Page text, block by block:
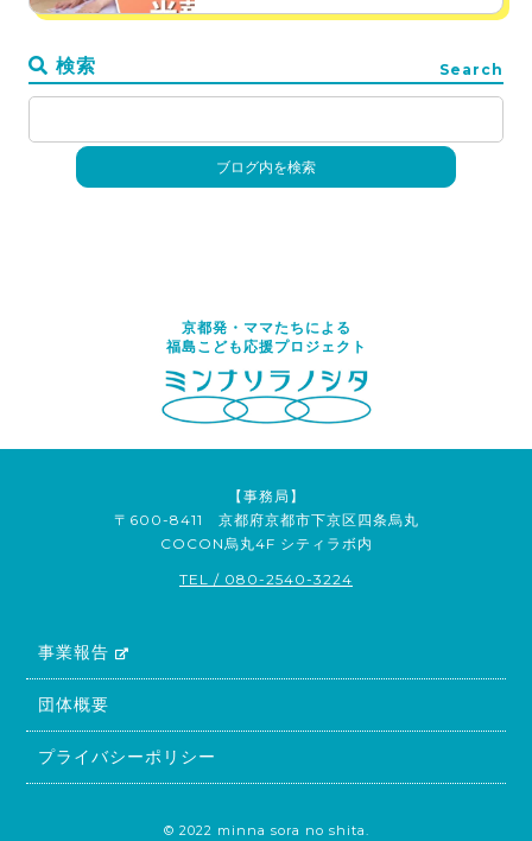
検索 Search
京都発・ママたちによる
福島こども応援プロジェクト
【事務局】
〒600-8411 京都府京都市下京区四条烏丸
COCON烏丸4F シティラボ内
TEL / 080-2540-3224
事業報告
団体概要
プライバシーポリシー
© 2022 minna sora no shita.